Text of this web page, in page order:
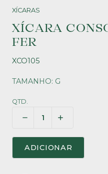
XÍCARAS
XÍCARA
FER
XCO105
TAMANHO: G
QTD.
ADICIONAR